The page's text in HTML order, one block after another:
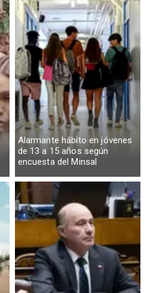
Alarmante hábito en jóvenes
de 13 a 15 años según
encuesta del Minsal